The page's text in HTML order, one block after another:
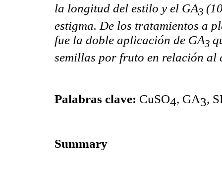
la longitud del estilo y el GA3
estigma. De los tratamientos a
fue la doble aplicación de GA3
semillas por fruto en relación al
Palabras clave: CuSO4, GA3,
Summary